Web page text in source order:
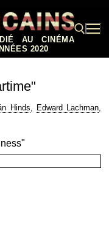
AU CINÉMA
2020
Hinds, Edward Lachman,